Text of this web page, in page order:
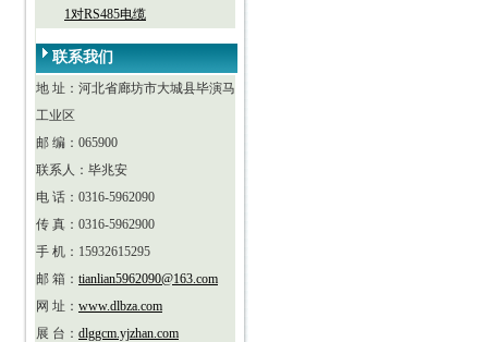
1对RS485电缆
联系我们
地 址：河北省廊坊市大城县毕演马
工业区
邮 编：065900
联系人：毕兆安
电 话：0316-5962090
传 真：0316-5962900
手 机：15932615295
邮 箱： tianlian5962090@163.com
网 址： www.dlbza.com
展 台： dlggcm.yjzhan.com